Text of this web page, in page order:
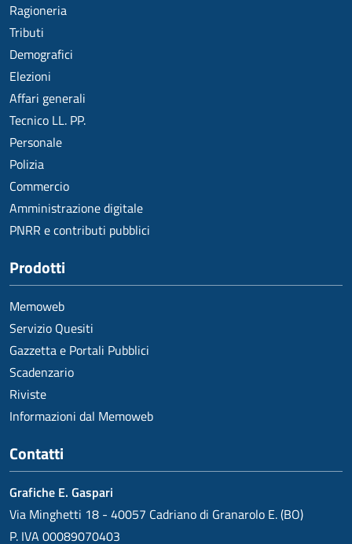
Ragioneria
Tributi
Demografici
Elezioni
Affari generali
Tecnico LL. PP.
Personale
Polizia
Commercio
Amministrazione digitale
PNRR e contributi pubblici
Prodotti
Memoweb
Servizio Quesiti
Gazzetta e Portali Pubblici
Scadenzario
Riviste
Informazioni dal Memoweb
Contatti
Grafiche E. Gaspari
Via Minghetti 18 - 40057 Cadriano di Granarolo E. (BO)
P. IVA 00089070403